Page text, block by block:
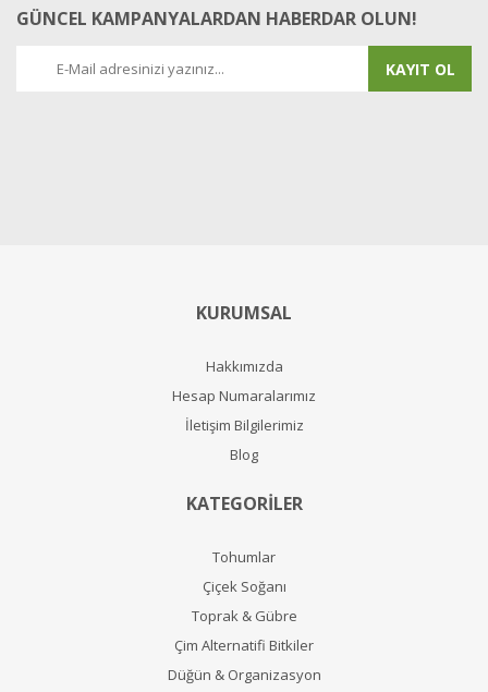
GÜNCEL KAMPANYALARDAN HABERDAR OLUN!
KAYIT OL
KURUMSAL
Hakkımızda
Hesap Numaralarımız
İletişim Bilgilerimiz
Blog
KATEGORİLER
Tohumlar
Çiçek Soğanı
Toprak & Gübre
Çim Alternatifi Bitkiler
Düğün & Organizasyon